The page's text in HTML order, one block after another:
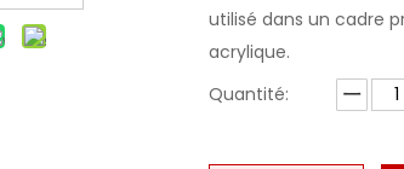
utilisé dans un cadre
acrylique.
Quantité: